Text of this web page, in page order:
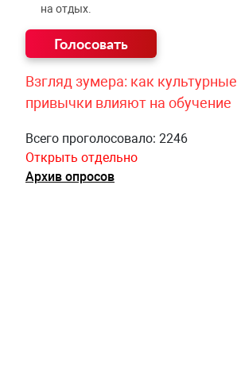
на отдых.
Взгляд зумера: как культурные
привычки влияют на обучение
Всего проголосовало: 2246
Открыть отдельно
Архив опросов